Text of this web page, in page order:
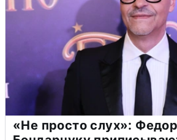
«Не просто слух»: